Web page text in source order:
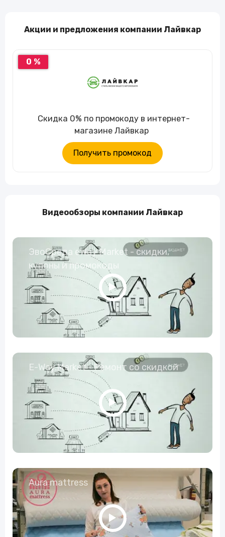
Акции и предложения компании Лайвкар
0 %
Скидка 0% по промокоду в интернет-
магазине Лайвкар
Получить промокод
Видеообзоры компании Лайвкар
ЭвоСреда eWay Market - скидки,
купоны и промокоды
E-Way.Market - Ремонт со скидкой
Aura mattress